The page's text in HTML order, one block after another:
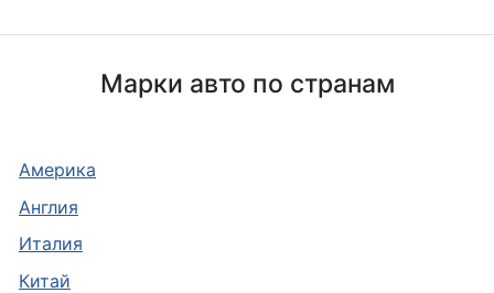
Марки авто по странам
Америка
Англия
Италия
Китай